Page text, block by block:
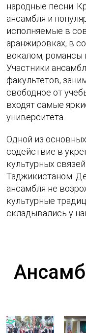
народные песни.
ансамбля и
исполняемые в
аранжировках, в
вокалом, романсы
Участники
факультетов,
свободное от
входят самые
университета.
Одной из
содействие в
культурных
Таджикистаном.
ансамбля не
культурные
складывались у